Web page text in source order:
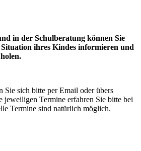
in der Schulberatung können Sie
Situation ihres Kindes informieren und
Sie sich bitte per Email oder übers
jeweiligen Termine erfahren Sie bitte bei
Termine sind natürlich möglich.